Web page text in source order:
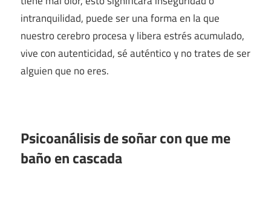
intranquilidad, puede ser una forma en la que
nuestro cerebro procesa y libera estrés acumulado,
vive con autenticidad, sé auténtico y no trates de ser
alguien que no eres.
Psicoanálisis de soñar con que me
baño en cascada